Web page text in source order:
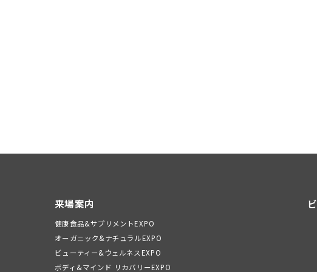
来場案内
健康食品&サプリメントEXPO
オーガニック&ナチュラルEXPO
ビューティー&ウェルネスEXPO
ボディ&マインド リカバリーEXPO